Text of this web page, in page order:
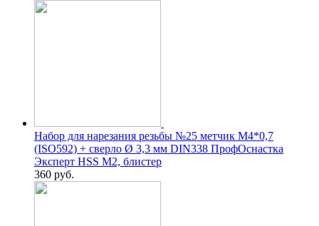
Набор для нарезания резьбы №25 метчик М4*0,7
(ISO592) + сверло Ø 3,3 мм DIN338 ПрофОснастка
Эксперт HSS M2, блистер
360 руб.